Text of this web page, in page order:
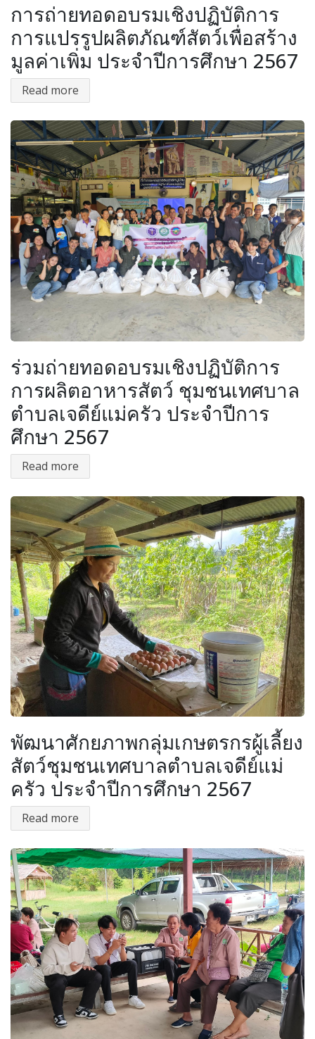
การถ่ายทอดอบรมเชิงปฏิบัติการ
การแปรรูปผลิตภัณฑ์สัตว์เพื่อสร้าง
มูลค่าเพิ่ม ประจำปีการศึกษา 2567
Read more
ร่วมถ่ายทอดอบรมเชิงปฏิบัติการ
การผลิตอาหารสัตว์ ชุมชนเทศบาล
ตำบลเจดีย์แม่ครัว ประจำปีการ
ศึกษา 2567
Read more
พัฒนาศักยภาพกลุ่มเกษตรกรผู้เลี้ยง
สัตว์ชุมชนเทศบาลตำบลเจดีย์แม่
ครัว ประจำปีการศึกษา 2567
Read more